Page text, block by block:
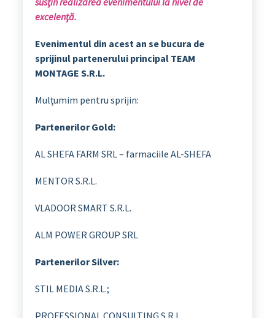
excelenţă.
Evenimentul din acest an se bucura de
sprijinul partenerului principal TEAM
MONTAGE S.R.L.
Mulţumim pentru sprijin:
Partenerilor Gold:
AL SHEFA FARM SRL – farmaciile AL-SHEFA
MENTOR S.R.L.
VLADOOR SMART S.R.L.
ALM POWER GROUP SRL
Partenerilor Silver:
STIL MEDIA S.R.L.;
PROFESSIONAL CONSULTING S.R.L.